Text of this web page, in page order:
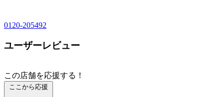
0120-205492
ユーザーレビュー
この店舗を応援する！
ここから応援